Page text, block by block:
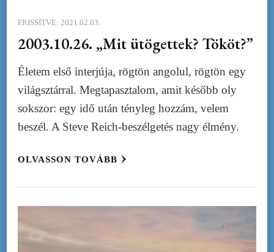
FRISSÍTVE: 2021.02.03.
2003.10.26. „Mit ütögettek? Tököt?”
Életem első interjúja, rögtön angolul, rögtön egy
világsztárral. Megtapasztalom, amit később oly
sokszor: egy idő után tényleg hozzám, velem
beszél. A Steve Reich-beszélgetés nagy élmény.
OLVASSON TOVÁBB